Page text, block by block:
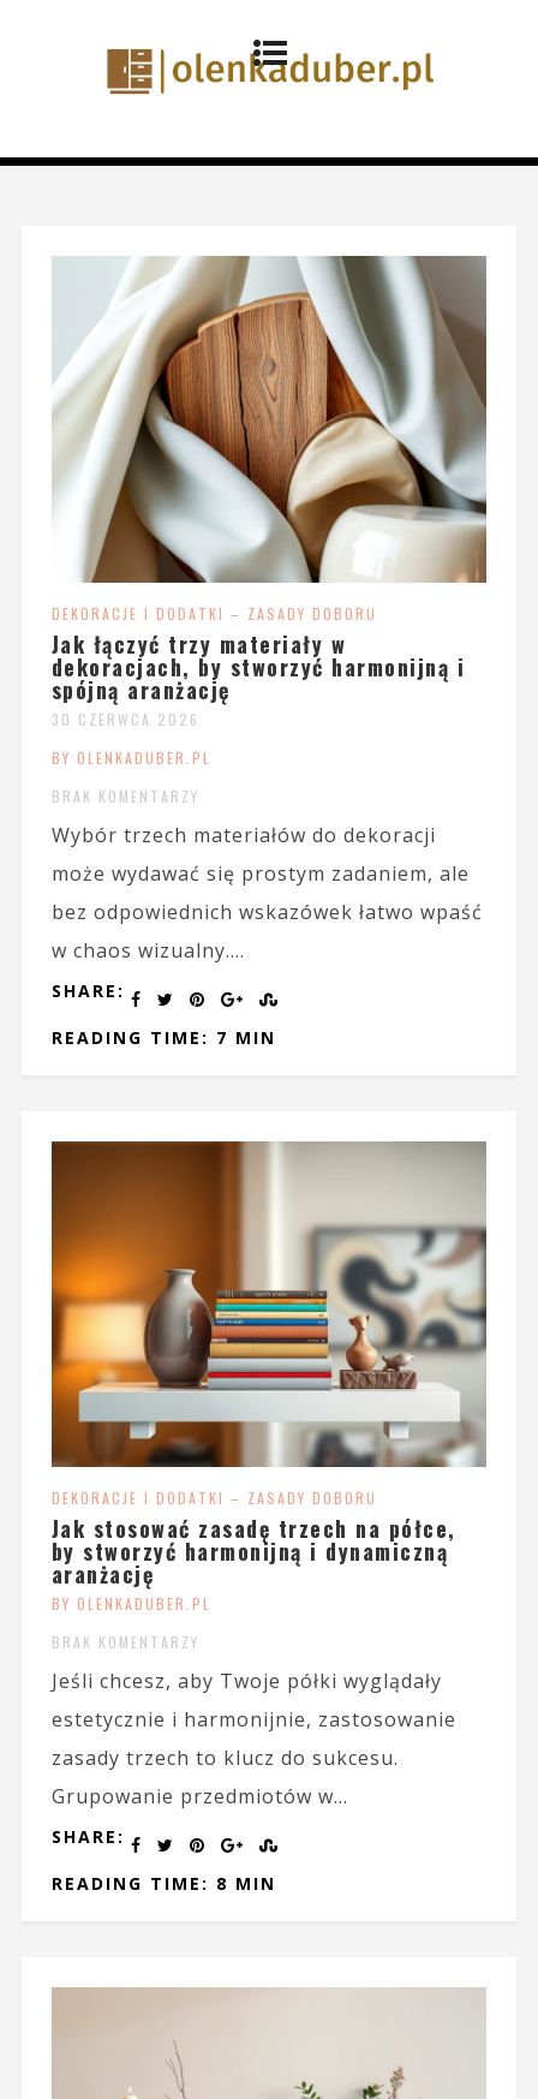
DEKORACJE I DODATKI – ZASADY DOBORU
Jak łączyć trzy materiały w
dekoracjach, by stworzyć harmonijną i
spójną aranżację
30 CZERWCA 2026
BY OLENKADUBER.PL
BRAK KOMENTARZY
Wybór trzech materiałów do dekoracji
może wydawać się prostym zadaniem, ale
bez odpowiednich wskazówek łatwo wpaść
w chaos wizualny....
SHARE:
READING TIME: 7 MIN
DEKORACJE I DODATKI – ZASADY DOBORU
Jak stosować zasadę trzech na półce,
by stworzyć harmonijną i dynamiczną
aranżację
BY OLENKADUBER.PL
BRAK KOMENTARZY
Jeśli chcesz, aby Twoje półki wyglądały
estetycznie i harmonijnie, zastosowanie
zasady trzech to klucz do sukcesu.
Grupowanie przedmiotów w...
SHARE:
READING TIME: 8 MIN